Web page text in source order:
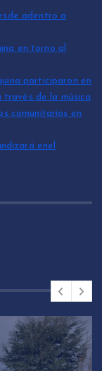
adentro a
en torno al
participaron en
de la música
comunitarios en
enel